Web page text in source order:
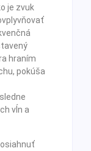
je zvuk
hraním
pokúša
vĺn a